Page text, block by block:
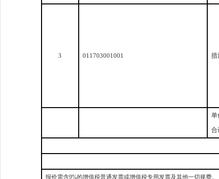
3 011703001001 措
单
合
报价需含9%的增值税普通发票或增值税专用发票及其他一切规费。